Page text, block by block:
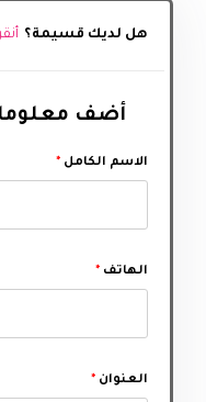
هل لديك قسيمة؟
أضف
الاسم الكامل *
الهاتف *
العنوان *